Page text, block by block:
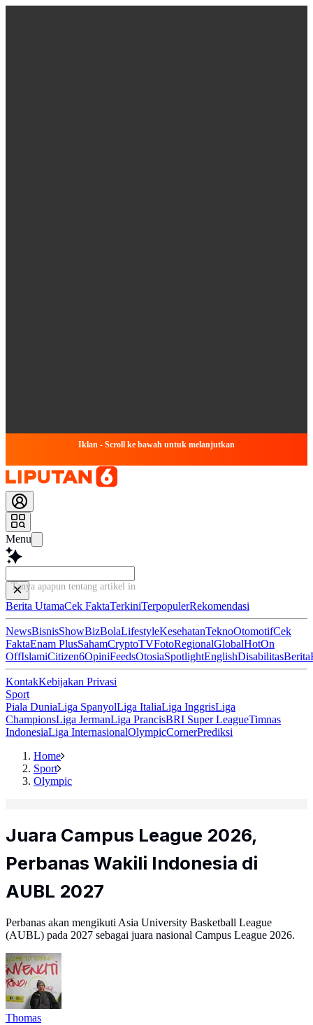
Iklan - Scroll ke bawah untuk melanjutkan
Menu
Tanya apapun tentang artikel ini...
Berita UtamaCek FaktaTerkiniTerpopulerRekomendasi
NewsBisnisShowBizBolaLifestyleKesehatanTeknoOtomotifCek
FaktaEnam PlusSahamCryptoTVFotoRegionalGlobalHotOn
OffIslamiCitizen6OpiniFeedsOtosiaSpotlightEnglishDisabilitasBerita
KontakKebijakan Privasi
Sport
Piala DuniaLiga SpanyolLiga ItaliaLiga InggrisLiga
ChampionsLiga JermanLiga PrancisBRI Super LeagueTimnas
IndonesiaLiga InternasionalOlympicCornerPrediksi
Home
Sport
Olympic
Juara Campus League 2026,
Perbanas Wakili Indonesia di
AUBL 2027
Perbanas akan mengikuti Asia University Basketball League
(AUBL) pada 2027 sebagai juara nasional Campus League 2026.
Thomas